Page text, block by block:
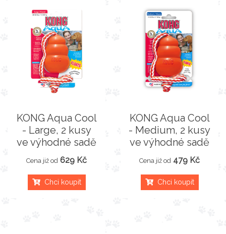
KONG Aqua Cool
- Large, 2 kusy
ve výhodné sadě
Cena již od 629 Kč
Chci koupit
KONG Aqua Cool
- Medium, 2 kusy
ve výhodné sadě
Cena již od 479 Kč
Chci koupit